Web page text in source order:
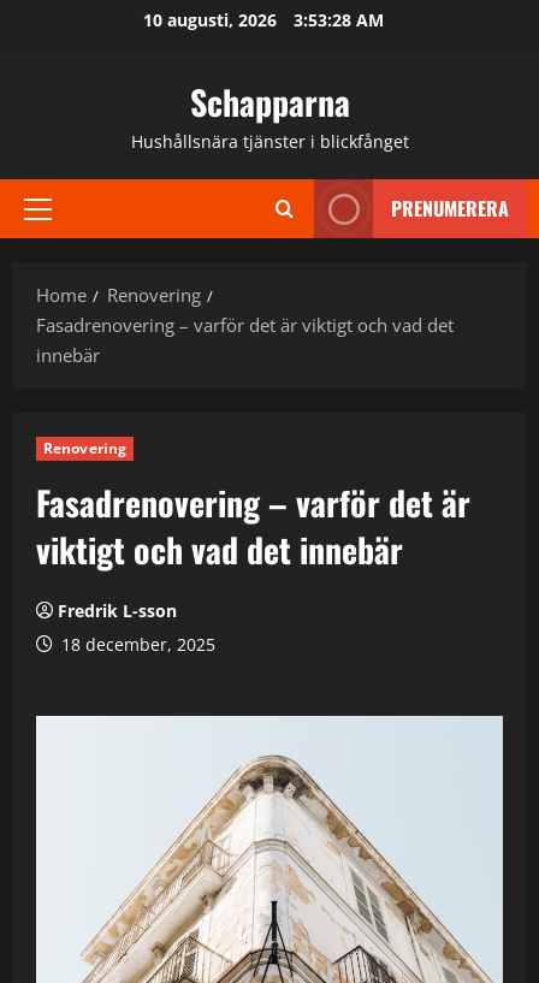
10 augusti, 2026 3:53:29 AM
Schapparna
Hushållsnära tjänster i blickfånget
Primary
PRENUMERERA
Home
Renovering
Fasadrenovering – varför det är viktigt och vad det
innebär
Renovering
Fasadrenovering – varför det är
viktigt och vad det innebär
Fredrik L-sson
18 december, 2025